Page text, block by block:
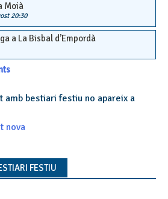
Moià
20:30
a La Bisbal d’Empordà
amb bestiari festiu no apareix a
nova
FESTIU